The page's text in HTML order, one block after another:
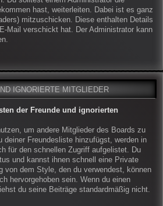
hast, weiterleiten. Dabei ist es ganz
mitzuschicken. Diese enthalten Details
Mail verschickt hat. Der Administrator kann
IGNORIERTE MITGLIEDER
der Freunde und ignorierten
um andere Mitglieder des Boards zu
deiner Freundesliste hinzufügst, werden in
für den schnellen Zugriff aufgelistet. Du
und kannst ihnen schnell eine Private
von dem Style, den du verwendest, können
hervorgehoben sein. Wenn du einen
du seine Beiträge standardmäßig nicht.